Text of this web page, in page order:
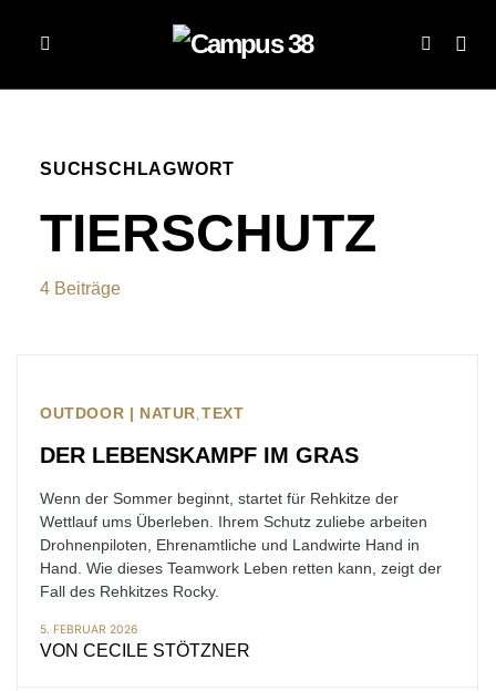
SUCHSCHLAGWORT
TIERSCHUTZ
4 Beiträge
OUTDOOR | NATUR TEXT
DER LEBENSKAMPF IM GRAS
Wenn der Sommer beginnt, startet für Rehkitze der
Wettlauf ums Überleben. Ihrem Schutz zuliebe arbeiten
Drohnenpiloten, Ehrenamtliche und Landwirte Hand in
Hand. Wie dieses Teamwork Leben retten kann, zeigt der
Fall des Rehkitzes Rocky.
5. FEBRUAR 2026
VON CECILE STÖTZNER